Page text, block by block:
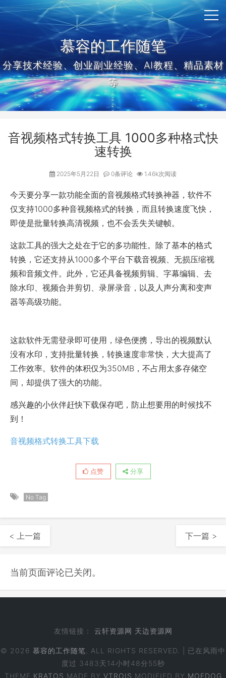
慕容的工作随笔
分享技术经验、创业副业经验、AI教程、精品素材
等
音视频格式转换工具 1000多种格式快
速转换
2025年5月22日 0条评论 1.46k次阅读
今天要分享一款功能全面的音视频格式转换神器，软件不
仅支持1000多种音视频格式的转换，而且转换速度飞快，
即使是批量转换高清视频，也不会丢失关键帧。
这款工具的强大之处在于它的多功能性。除了基本的格式
转换，它还支持从1000多个平台下载音视频、无损压缩视
频和音频文件。此外，它还具备视频剪辑、字幕编辑、去
除水印、视频合并剪切、录屏录音，以及人声分离和变声
器等高级功能。
这款软件无需登录即可使用，绿色便携，导出的视频默认
没有水印，支持批量转换，转换速度非常快，大大提高了
工作效率。软件的体积仅为350MB，不占用太多存储空
间，却提供了强大的功能。
感兴趣的小伙伴赶快下载保存吧，防止想要用的时候找不
到！
音视频格式转换工具下载
点赞 分享
No Tag
< 上一篇 下一篇 >
当前页面评论已关闭。
友情链接： 云轩资源网 天边资源网
© 2026 慕容的工作随笔 . ALL RIGHTS RESERVED. | 已在风雨中
度过 3483天14小时48分55秒
THEME KRATOS MADE BY VTROIS MODIFIED BY MOEDOG